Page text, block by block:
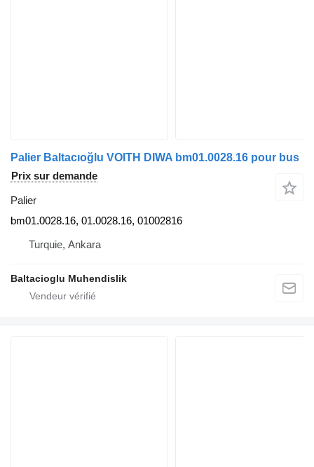
Palier Baltacıoğlu VOITH DIWA bm01.0028.16 pour bus
Prix sur demande
Palier
bm01.0028.16, 01.0028.16, 01002816
Turquie, Ankara
Baltacioglu Muhendislik